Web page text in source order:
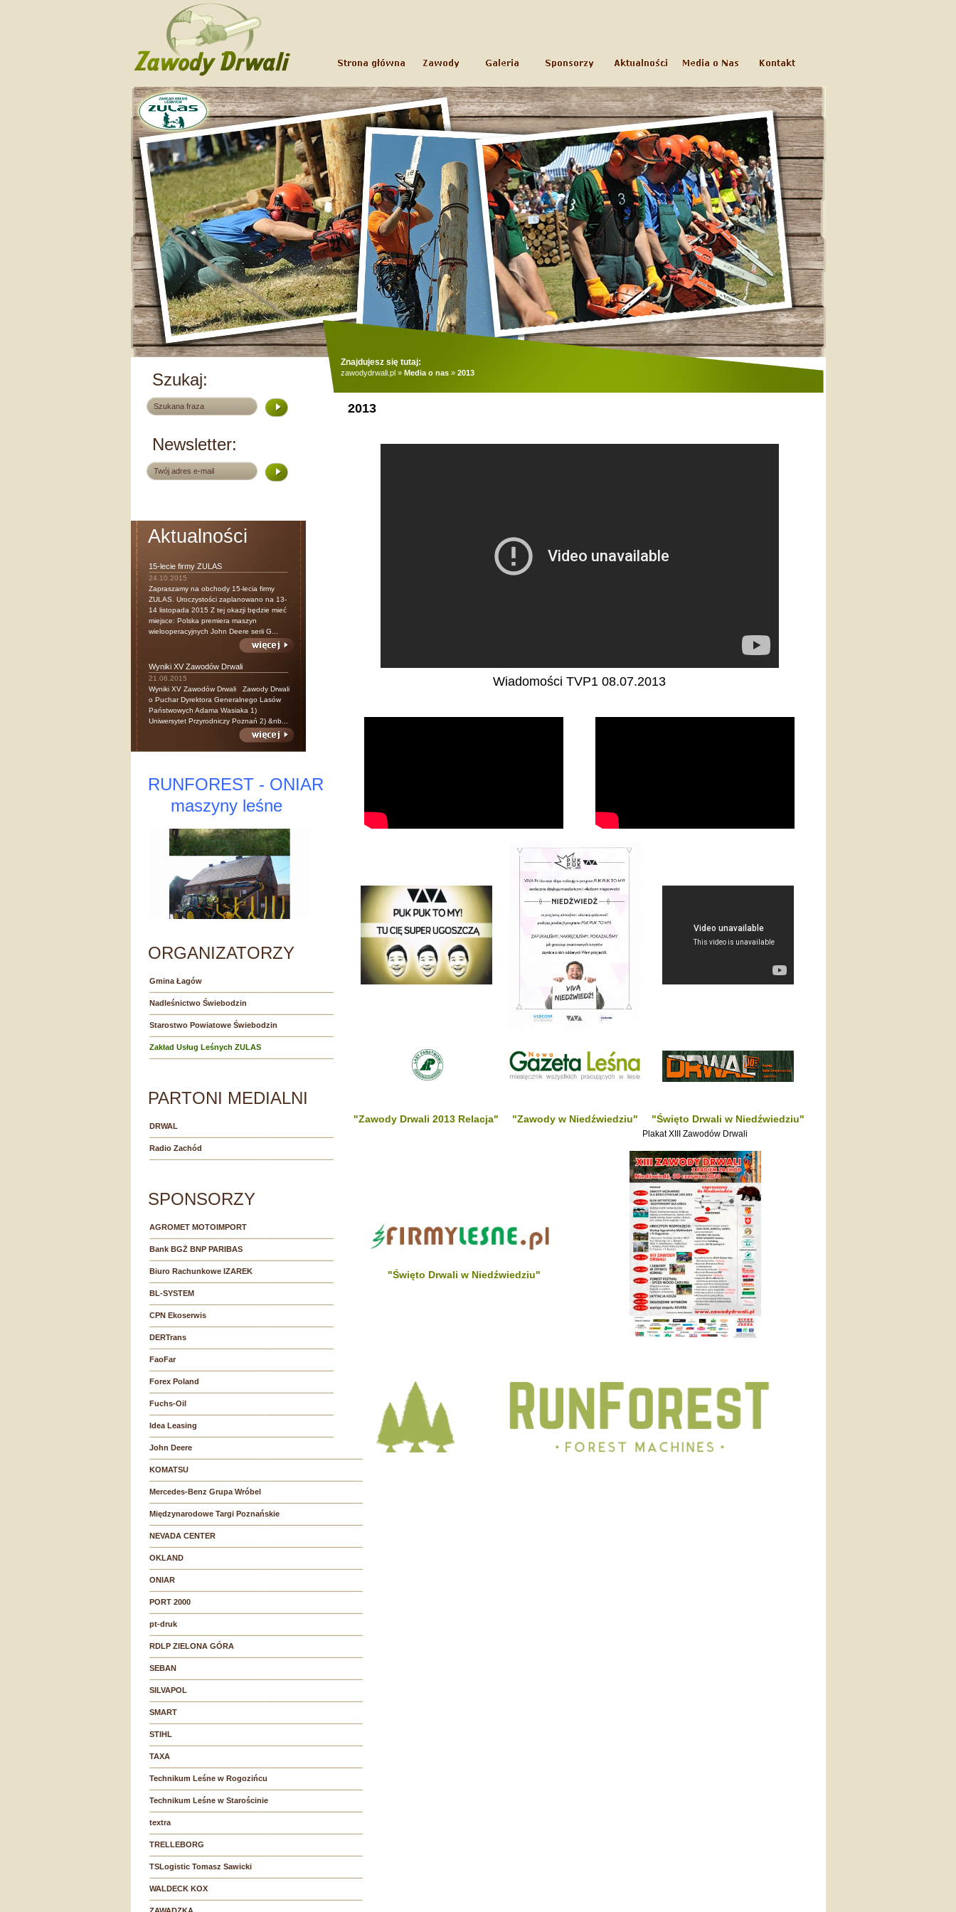
Szukaj:
Newsletter:
Aktualności
15-lecie firmy ZULAS
24.10.2015
Zapraszamy na obchody 15-lecia firmy
ZULAS. Uroczystości zaplanowano na 13-
14 listopada 2015 Z tej okazji będzie mieć
miejsce: Polska premiera maszyn
wielooperacyjnych John Deere serii G...
Wyniki XV Zawodów Drwali
21.06.2015
Wyniki XV Zawodów Drwali Zawody Drwali
o Puchar Dyrektora Generalnego Lasów
Państwowych Adama Wasiaka 1)
Uniwersytet Przyrodniczy Poznań 2) &nb...
RUNFOREST - ONIAR
maszyny leśne
ORGANIZATORZY
Gmina Łagów
Nadleśnictwo Świebodzin
Starostwo Powiatowe Świebodzin
Zakład Usług Leśnych ZULAS
PARTONI MEDIALNI
DRWAL
Radio Zachód
SPONSORZY
AGROMET MOTOIMPORT
Bank BGŻ BNP PARIBAS
Biuro Rachunkowe IZAREK
BL-SYSTEM
CPN Ekoserwis
DERTrans
FaoFar
Forex Poland
Fuchs-Oil
Idea Leasing
John Deere
KOMATSU
Mercedes-Benz Grupa Wróbel
Międzynarodowe Targi Poznańskie
NEVADA CENTER
OKLAND
ONIAR
PORT 2000
pt-druk
RDLP ZIELONA GÓRA
SEBAN
SILVAPOL
SMART
STIHL
TAXA
Technikum Leśne w Rogozińcu
Technikum Leśne w Starościnie
textra
TRELLEBORG
TSLogistic Tomasz Sawicki
WALDECK KOX
Znajdujesz się tutaj:
zawodydrwali.pl » Media o nas » 2013
2013
Wiadomości TVP1 08.07.2013
"Zawody Drwali 2013 Relacja" "Zawody w Niedźwiedziu" "Święto Drwali w Niedźwiedziu"
Plakat XIII Zawodów Drwali
"Święto Drwali w Niedźwiedziu"